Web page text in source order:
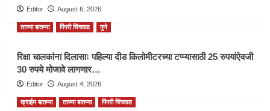
Editor August 6, 2026
ताज्या बातम्या पिंपरी चिंचवड पुणे
रिक्षा चालकांना दिलासाः पहिल्या दीड किलोमीटरच्या टप्प्यासाठी 25 रुपयांऐवजी
30 रुपये मोजावे लागणार…
Editor August 4, 2026
क्राईम बातम्या ताज्या बातम्या पिंपरी चिंचवड